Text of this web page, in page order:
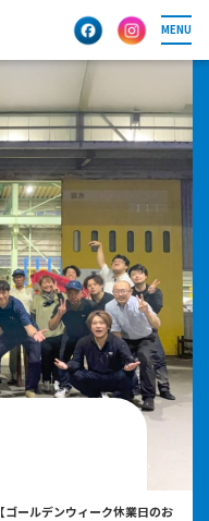
MENU
【ゴールデンウィーク休業日のお